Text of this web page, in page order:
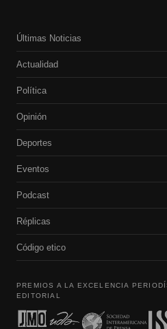
Últimas Noticias
Actualidad
Política
Opinión
Deportes
Eventos
Podcast
Réplicas
Código etico
PREMIOS A LA EXCELENCIA
EDITORIAL